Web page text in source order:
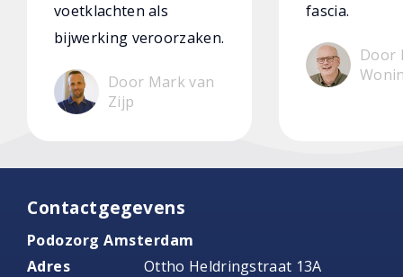
voetklachten als
bijwerking veroorzaken.
Door Mark van
Zijp
fascia.
Door
Contactgegevens
Podozorg Amsterdam
Adres
Ottho Heldringstraat 13A